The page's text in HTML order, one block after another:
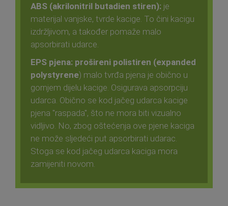
ABS (akrilonitril butadien stiren): je
materijal vanjske, tvrde kacige. To čini kacigu
izdržljivom, a također pomaže malo
apsorbirati udarce.
EPS pjena: prošireni polistiren (expanded
polystyrene) malo tvrđa pjena je obično u
gornjem dijelu kacige. Osigurava apsorpciju
udarca. Obično se kod jačeg udarca kacige
pjena "raspada", što ne mora biti vizualno
vidljivo. No, zbog oštećenja ove pjene kaciga
ne može sljedeći put apsorbirati udarac.
Stoga se kod jačeg udarca kaciga mora
zamijeniti novom.